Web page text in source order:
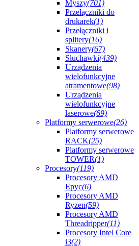
Myszy(701)
Przełączniki do
drukarek(1)
Przełączniki i
splitery(16)
Skanery(67)
Słuchawki(439)
Urządzenia
wielofunkcyjne
atramentowe(98)
Urządzenia
wielofunkcyjne
laserowe(69)
Platformy serwerowe(26)
Platformy serwerowe
RACK(25)
Platformy serwerowe
TOWER(1)
Procesory(119)
Procesory AMD
Epyc(6)
Procesory AMD
Ryzen(59)
Procesory AMD
Threadripper(11)
Procesory Intel Core
i3(2)